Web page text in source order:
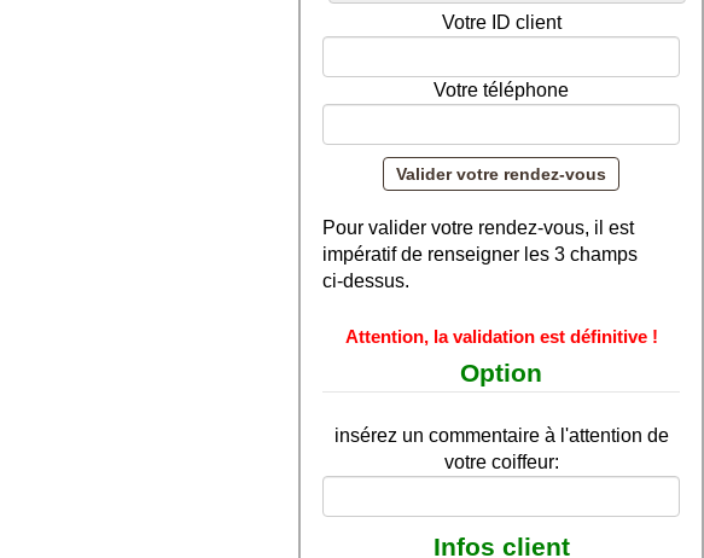
Votre ID client
Votre téléphone
Pour valider votre rendez-vous, il est
impératif de renseigner les 3 champs
ci-dessus.
Attention, la validation est définitive !
Option
insérez un commentaire à l'attention de
votre coiffeur:
Infos client